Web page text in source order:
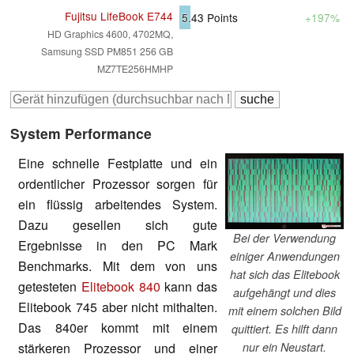
Fujitsu LifeBook E744
HD Graphics 4600, 4702MQ,
Samsung SSD PM851 256 GB
MZ7TE256HMHP
5.43 Points +197%
System Performance
Bei der Verwendung
einiger Anwendungen
hat sich das Elitebook
aufgehängt und dies
mit einem solchen Bild
quittiert. Es hilft dann
nur ein Neustart.
Eine schnelle Festplatte und ein
ordentlicher Prozessor sorgen für
ein flüssig arbeitendes System.
Dazu gesellen sich gute
Ergebnisse in den PC Mark
Benchmarks. Mit dem von uns
getesteten Elitebook 840 kann das
Elitebook 745 aber nicht mithalten.
Das 840er kommt mit einem
stärkeren Prozessor und einer